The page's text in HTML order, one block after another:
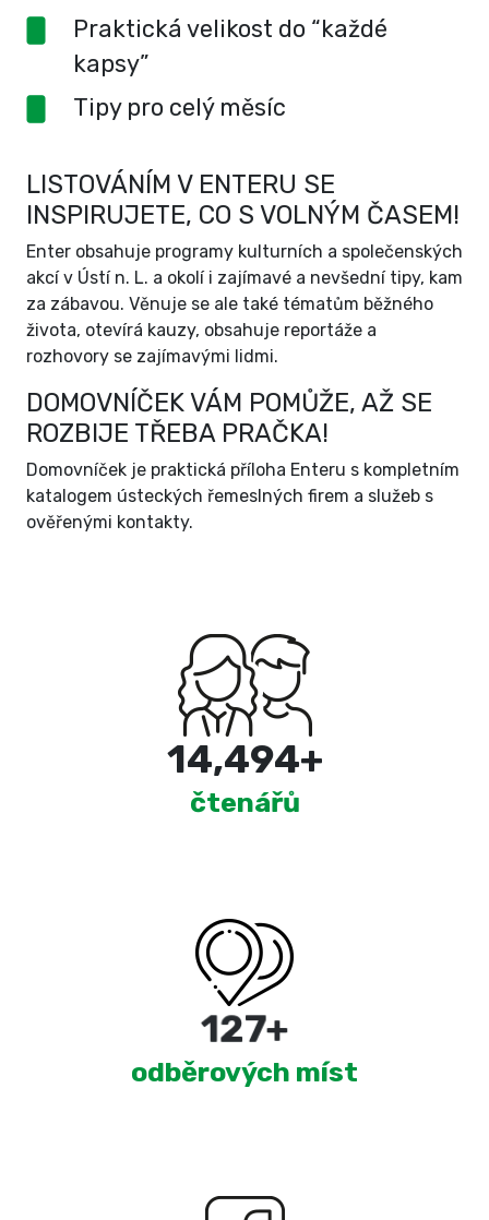
Praktická velikost do “každé
kapsy”
Tipy pro celý měsíc
LISTOVÁNÍM V ENTERU SE
INSPIRUJETE, CO S VOLNÝM ČASEM!
Enter obsahuje programy kulturních a společenských
akcí v Ústí n. L. a okolí i zajímavé a nevšední tipy, kam
za zábavou. Věnuje se ale také tématům běžného
života, otevírá kauzy, obsahuje reportáže a
rozhovory se zajímavými lidmi.
DOMOVNÍČEK VÁM POMŮŽE, AŽ SE
ROZBIJE TŘEBA PRAČKA!
Domovníček je praktická příloha Enteru s kompletním
katalogem ústeckých řemeslných firem a služeb s
ověřenými kontakty.
15,000+
čtenářů
220+
odběrových míst